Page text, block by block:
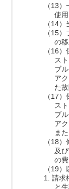
（13
使
（14
（15
の
（16
ス
ブ
ア
た故
（17
ス
ブ
ア
ま
（18
及
の費
（19
1. 請求
と